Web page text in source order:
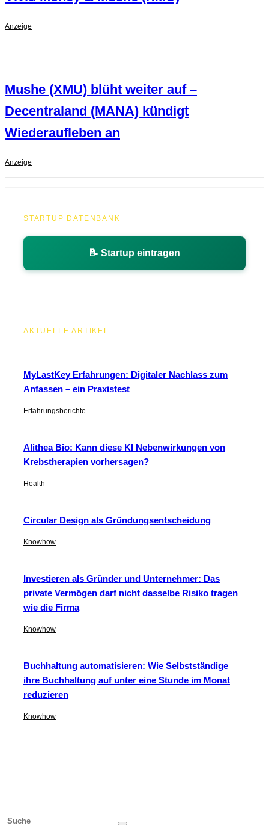
Anzeige
Mushe (XMU) blüht weiter auf –
Decentraland (MANA) kündigt
Wiederaufleben an
Anzeige
STARTUP DATENBANK
📝 Startup eintragen
AKTUELLE ARTIKEL
MyLastKey Erfahrungen: Digitaler Nachlass zum
Anfassen – ein Praxistest
Erfahrungsberichte
Alithea Bio: Kann diese KI Nebenwirkungen von
Krebstherapien vorhersagen?
Health
Circular Design als Gründungsentscheidung
Knowhow
Investieren als Gründer und Unternehmer: Das
private Vermögen darf nicht dasselbe Risiko tragen
wie die Firma
Knowhow
Buchhaltung automatisieren: Wie Selbstständige
ihre Buchhaltung auf unter eine Stunde im Monat
reduzieren
Knowhow